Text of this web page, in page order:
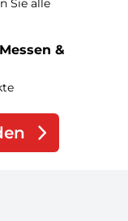
Sie alle
&